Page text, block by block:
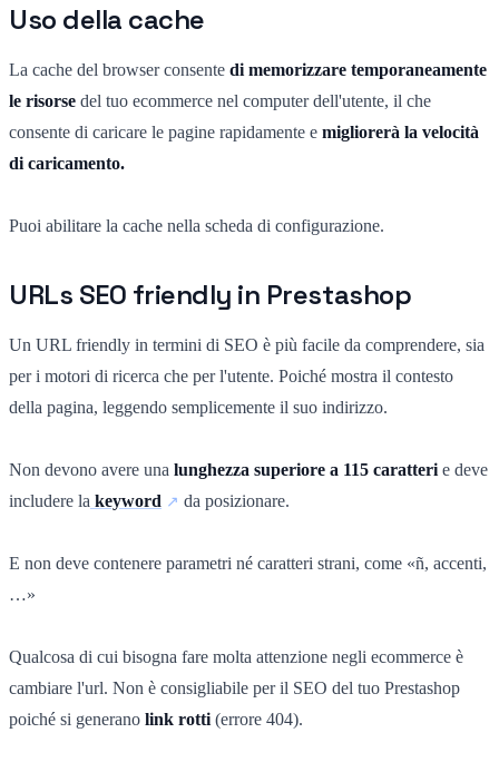
Uso della cache
La cache del browser consente di memorizzare temporaneamente
le risorse del tuo ecommerce nel computer dell'utente, il che
consente di caricare le pagine rapidamente e migliorerà la velocità
di caricamento.
Puoi abilitare la cache nella scheda di configurazione.
URLs SEO friendly in Prestashop
Un URL friendly in termini di SEO è più facile da comprendere, sia
per i motori di ricerca che per l'utente. Poiché mostra il contesto
della pagina, leggendo semplicemente il suo indirizzo.
Non devono avere una lunghezza superiore a 115 caratteri e deve
includere la keyword da posizionare.
E non deve contenere parametri né caratteri strani, come «ñ, accenti,
…»
Qualcosa di cui bisogna fare molta attenzione negli ecommerce è
cambiare l'url. Non è consigliabile per il SEO del tuo Prestashop
poiché si generano link rotti (errore 404).